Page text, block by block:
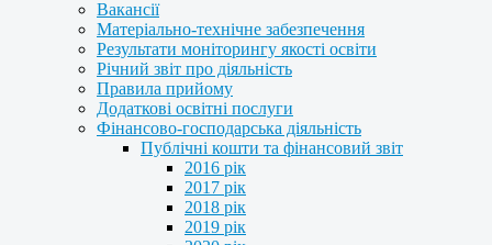
Вакансії
Матеріально-технічне забезпечення
Результати моніторингу якості освіти
Річний звіт про діяльність
Правила прийому
Додаткові освітні послуги
Фінансово-господарська діяльність
Публічні кошти та фінансовий звіт
2016 рік
2017 рік
2018 рік
2019 рік